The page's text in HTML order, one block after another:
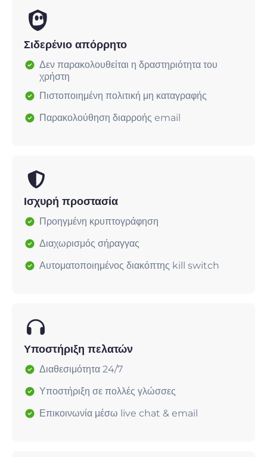
Σιδερένιο απόρρητο
Δεν παρακολουθείται η δραστηριότητα του
χρήστη
Πιστοποιημένη πολιτική μη καταγραφής
Παρακολούθηση διαρροής email
Ισχυρή προστασία
Προηγμένη κρυπτογράφηση
Διαχωρισμός σήραγγας
Αυτοματοποιημένος διακόπτης kill switch
Υποστήριξη πελατών
Διαθεσιμότητα 24/7
Υποστήριξη σε πολλές γλώσσες
Επικοινωνία μέσω live chat & email